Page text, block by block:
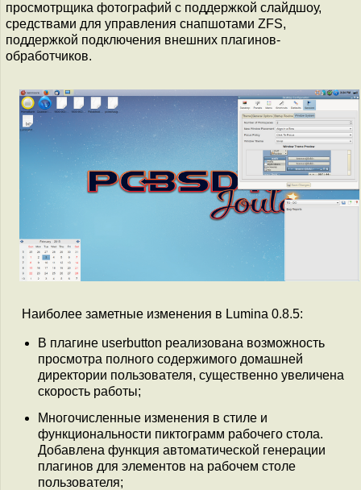
просмотрщика фотографий с поддержкой слайдшоу,
средствами для управления снапшотами ZFS,
поддержкой подключения внешних плагинов-
обработчиков.
Наиболее заметные изменения в Lumina 0.8.5:
В плагине userbutton реализована возможность
просмотра полного содержимого домашней
директории пользователя, существенно увеличена
скорость работы;
Многочисленные изменения в стиле и
функциональности пиктограмм рабочего стола.
Добавлена функция автоматической генерации
плагинов для элементов на рабочем столе
пользователя;